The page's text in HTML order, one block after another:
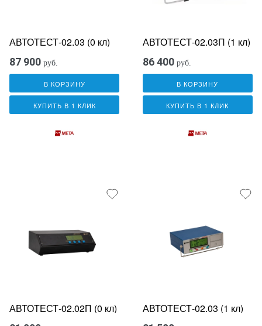
АВТОТЕСТ-02.03 (0 кл)
87 900 руб.
В КОРЗИНУ
КУПИТЬ В 1 КЛИК
АВТОТЕСТ-02.03П (1 кл)
86 400 руб.
В КОРЗИНУ
КУПИТЬ В 1 КЛИК
АВТОТЕСТ-02.02П (0 кл) АВТОТЕСТ-02.03 (1 кл)